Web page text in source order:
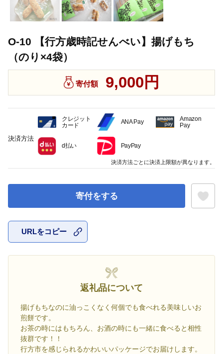
O-10 【行方歳時記せんべい】揚げもち
（のり×4袋）
寄付額 9,000円
寄付をする
URLをコピー
返礼品について
揚げもちなのに油っこくなく何個でも食べれる美味しいお
煎餅です。
お茶の時にはもちろん、お酒の時にも一緒に食べると相性
抜群です！！
行方市を感じられるかわいいパッケージでお届けします。
決済方法
クレジット
カード
ANA Pay
Amazon
Pay
d払い PayPay
決済方法ごとに決済上限額が異なります。